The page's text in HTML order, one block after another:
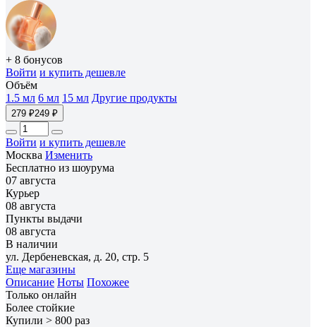
+ 8 бонусов
Войти и купить дешевле
Объём
1.5 мл 6 мл 15 мл Другие продукты
279 ₽249 ₽
Войти и купить дешевле
Москва Изменить
Бесплатно из шоурума
07 августа
Курьер
08 августа
Пункты выдачи
08 августа
В наличии
ул. Дербеневская, д. 20, стр. 5
Еще магазины
Описание Ноты Похожее
Только онлайн
Более стойкие
Купили > 800 раз